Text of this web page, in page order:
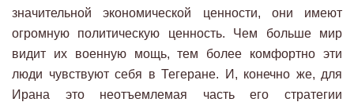
значительной экономической ценности, они имеют
огромную политическую ценность. Чем больше мир
видит их военную мощь, тем более комфортно эти
люди чувствуют себя в Тегеране. И, конечно же, для
Ирана это неотъемлемая часть его стратегии